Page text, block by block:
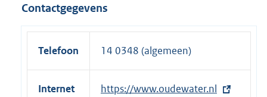
Contactgegevens
Telefoon 14 0348 (algemeen)
Internet
E
https://www.oudewater.nl